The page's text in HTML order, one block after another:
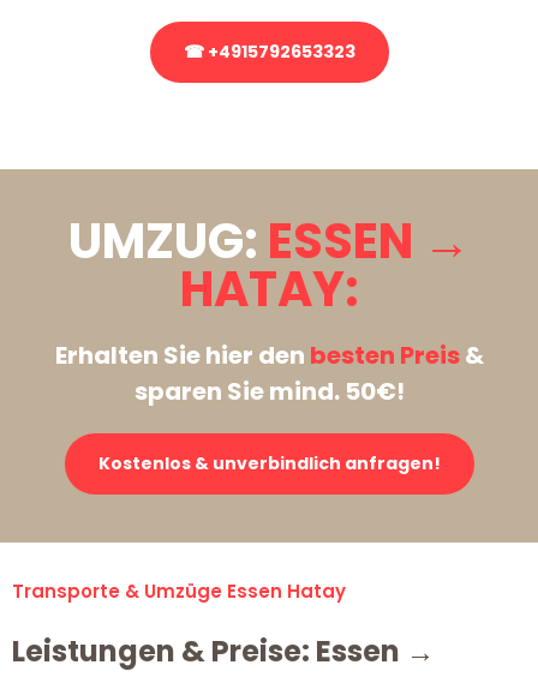
☎ +4915792653323
UMZUG: ESSEN →
HATAY:
Erhalten Sie hier den besten Preis&
sparen Sie mind. 50€!
Kostenlos & unverbindlich anfragen!
Transporte & Umzüge Essen Hatay
Leistungen & Preise: Essen →